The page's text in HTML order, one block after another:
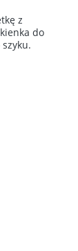
z
do